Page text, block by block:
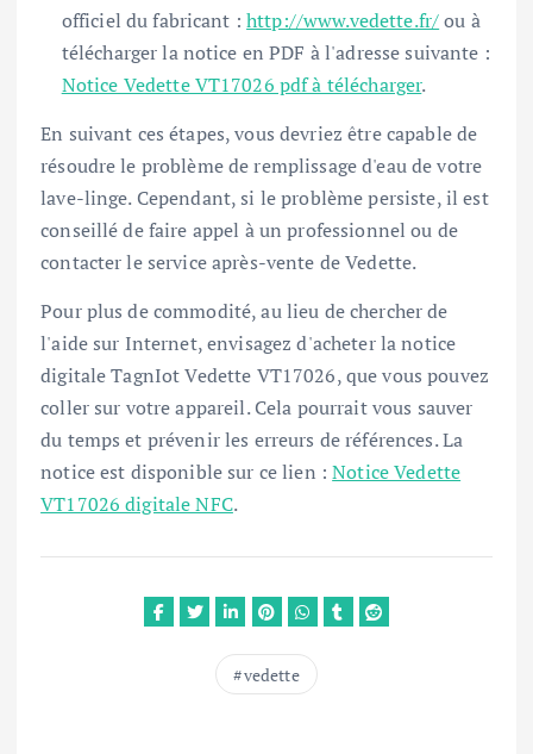
officiel du fabricant :http://www.vedette.fr/ou à
télécharger la notice en PDF à l'adresse suivante :
Notice Vedette VT17026 pdf à télécharger.
En suivant ces étapes, vous devriez être capable de
résoudre le problème de remplissage d'eau de votre
lave-linge. Cependant, si le problème persiste, il est
conseillé de faire appel à un professionnel ou de
contacter le service après-vente de Vedette.
Pour plus de commodité, au lieu de chercher de
l'aide sur Internet, envisagez d'acheter la notice
digitale TagnIot Vedette VT17026, que vous pouvez
coller sur votre appareil. Cela pourrait vous sauver
du temps et prévenir les erreurs de références. La
notice est disponible sur ce lien :Notice Vedette
VT17026 digitale NFC.
vedette